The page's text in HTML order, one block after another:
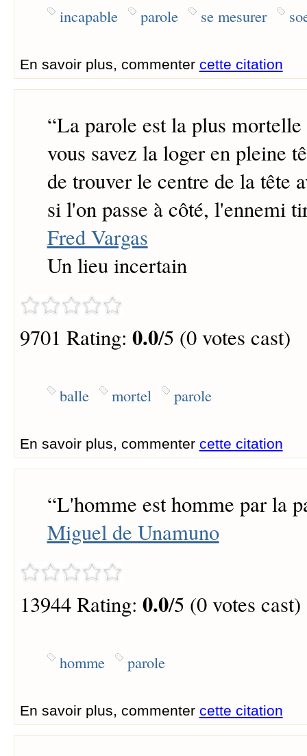
incapable parole se mesurer
En savoir plus, commenter cette citation
“La parole est la plus mortelle
vous savez la loger en pleine
de trouver le centre de la tête
si l'on passe à côté, l'ennemi
Fred Vargas
Un lieu incertain
9701 Rating: 0.0/5 (0 votes cast)
balle mortel parole
En savoir plus, commenter cette citation
“L'homme est homme par la
Miguel de Unamuno
13944 Rating: 0.0/5 (0 votes cast)
homme parole
En savoir plus, commenter cette citation